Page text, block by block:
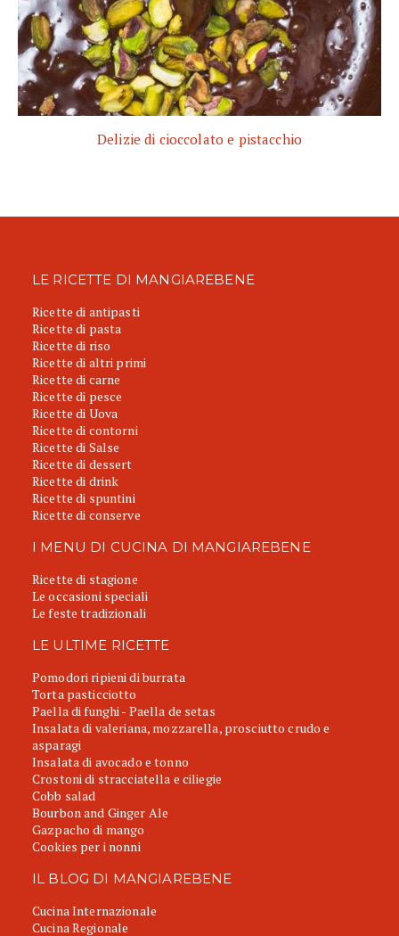
Delizie di cioccolato e pistacchio
LE RICETTE DI MANGIAREBENE
Ricette di antipasti
Ricette di pasta
Ricette di riso
Ricette di altri primi
Ricette di carne
Ricette di pesce
Ricette di Uova
Ricette di contorni
Ricette di Salse
Ricette di dessert
Ricette di drink
Ricette di spuntini
Ricette di conserve
I MENU DI CUCINA DI MANGIAREBENE
Ricette di stagione
Le occasioni speciali
Le feste tradizionali
LE ULTIME RICETTE
Pomodori ripieni di burrata
Torta pasticciotto
Paella di funghi - Paella de setas
Insalata di valeriana, mozzarella, prosciutto crudo e
asparagi
Insalata di avocado e tonno
Crostoni di stracciatella e ciliegie
Cobb salad
Bourbon and Ginger Ale
Gazpacho di mango
Cookies per i nonni
IL BLOG DI MANGIAREBENE
Cucina Internazionale
Cucina Regionale